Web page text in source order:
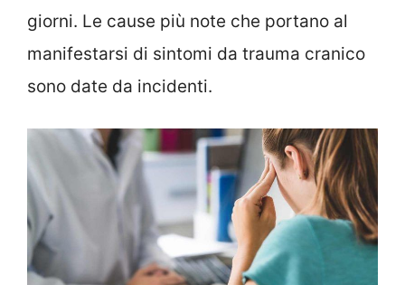
giorni. Le cause più note che portano al
manifestarsi di sintomi da trauma cranico
sono date da incidenti.